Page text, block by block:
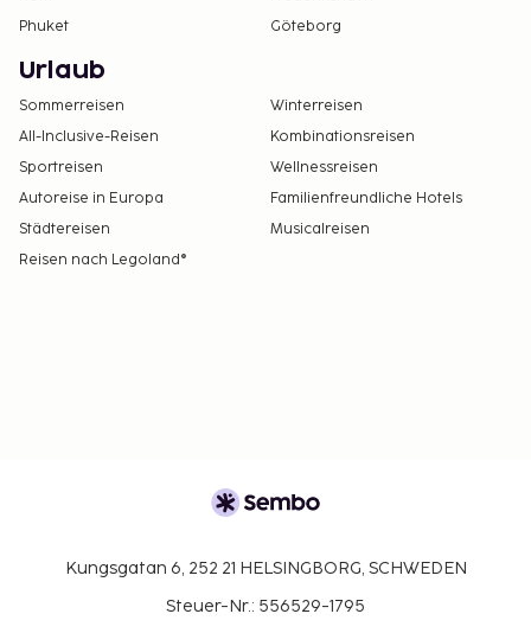
Phuket
Göteborg
Urlaub
Sommerreisen
Winterreisen
All-Inclusive-Reisen
Kombinationsreisen
Sportreisen
Wellnessreisen
Autoreise in Europa
Familienfreundliche Hotels
Städtereisen
Musicalreisen
Reisen nach Legoland®
Kungsgatan 6, 252 21 HELSINGBORG, SCHWEDEN
Steuer-Nr.: 556529-1795